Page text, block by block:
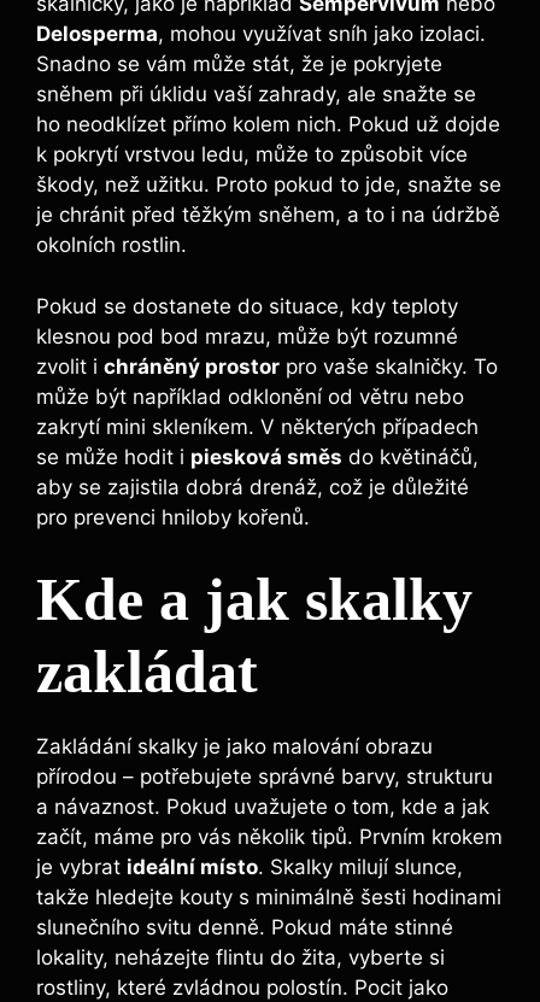
Delosperma, mohou využívat sníh jako izolaci.
Snadno se vám může stát, že je pokryjete
sněhem při úklidu vaší zahrady, ale snažte se
ho neodklízet přímo kolem nich. Pokud už dojde
k pokrytí vrstvou ledu, může to způsobit více
škody, než užitku. Proto pokud to jde, snažte se
je chránit před těžkým sněhem, a to i na údržbě
okolních rostlin.
Pokud se dostanete do situace, kdy teploty
klesnou pod bod mrazu, může být rozumné
zvolit i chráněný prostor pro vaše skalničky. To
může být například odklonění od větru nebo
zakrytí mini skleníkem. V některých případech
se může hodit i piesková směs do květináčů,
aby se zajistila dobrá drenáž, což je důležité
pro prevenci hniloby kořenů.
Kde a jak skalky
zakládat
Zakládání skalky je jako malování obrazu
přírodou – potřebujete správné barvy, strukturu
a návaznost. Pokud uvažujete o tom, kde a jak
začít, máme pro vás několik tipů. Prvním krokem
je vybrat ideální místo. Skalky milují slunce,
takže hledejte kouty s minimálně šesti hodinami
slunečního svitu denně. Pokud máte stinné
lokality, neházejte flintu do žita, vyberte si
rostliny, které zvládnou polostín. Pocit jako